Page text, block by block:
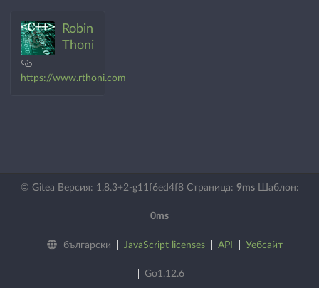
Robin
Thoni
https://www.rthoni.com
© Gitea Версия: 1.8.3+2-g11f6ed4f8 Страница: 9msШаблон:
0ms
български JavaScript licenses API Уебсайт
Go1.12.6